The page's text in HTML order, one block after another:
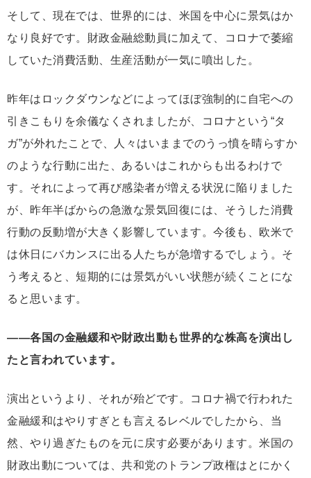
そして、現在では、世界的には、米国を中心に景気はか
なり良好です。財政金融総動員に加えて、コロナで萎縮
していた消費活動、生産活動が一気に噴出した。
昨年はロックダウンなどによってほぼ強制的に自宅への
引きこもりを余儀なくされましたが、コロナという“タ
ガ”が外れたことで、人々はいままでのうっ憤を晴らすか
のような行動に出た、あるいはこれからも出るわけで
す。それによって再び感染者が増える状況に陥りました
が、昨年半ばからの急激な景気回復には、そうした消費
行動の反動増が大きく影響しています。今後も、欧米で
は休日にバカンスに出る人たちが急増するでしょう。そ
う考えると、短期的には景気がいい状態が続くことにな
ると思います。
――各国の金融緩和や財政出動も世界的な株高を演出し
たと言われています。
演出というより、それが殆どです。コロナ禍で行われた
金融緩和はやりすぎとも言えるレベルでしたから、当
然、やり過ぎたものを元に戻す必要があります。米国の
財政出動については、共和党のトランプ政権はとにかく